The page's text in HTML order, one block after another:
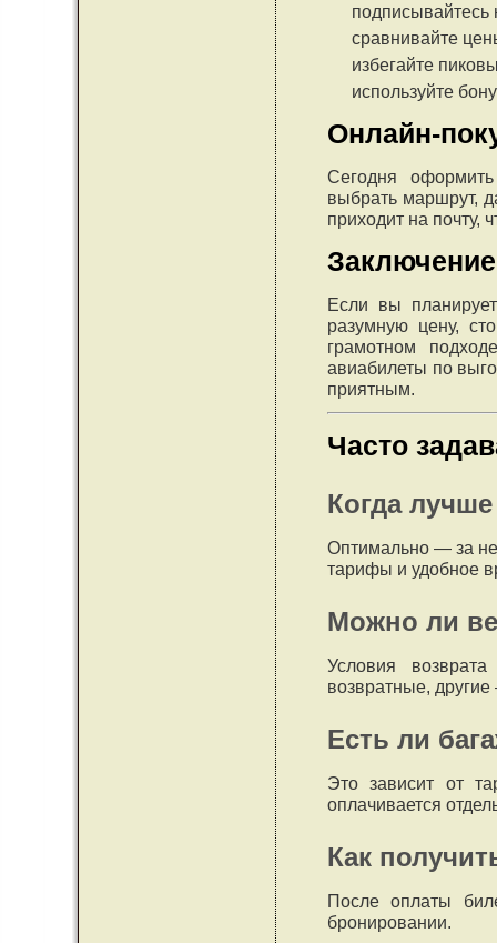
подписывайтесь
сравнивайте
избегайте
используйте
Онлайн-
Сегодня
выбрать маршрут,
приходит на почту,
Заключение
Если вы
разумную цену,
грамотном
авиабилеты по
приятным.
Часто
Когда
Оптимально — за
тарифы и удобное
Можно ли
Условия
возвратные,
Есть ли
Это зависит от
оплачивается
Как
После оплаты
бронировании.